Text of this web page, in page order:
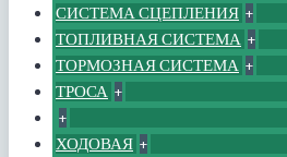
СИСТЕМА СЦЕПЛЕНИЯ +
ТОПЛИВНАЯ СИСТЕМА +
ТОРМОЗНАЯ СИСТЕМА +
ТРОСА +
+
ХОДОВАЯ +